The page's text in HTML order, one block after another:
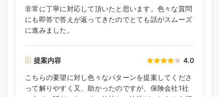
非常に丁寧に対応して頂いたと思います。色々な質問
にも即答で答えが返ってきたのでとても話がスムーズ
に進みました。
提案内容 4.0
こちらの要望に対し色々なパターンを提案してくださ
って解りやすく又、助かったのですが、保険会社1社